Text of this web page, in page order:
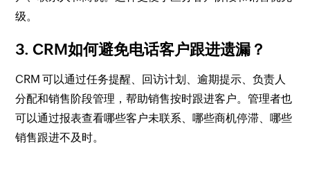
级。
3. CRM如何避免电话客户跟进遗漏？
CRM 可以通过任务提醒、回访计划、逾期提示、负责人
分配和销售阶段管理，帮助销售按时跟进客户。管理者也
可以通过报表查看哪些客户未联系、哪些商机停滞、哪些
销售跟进不及时。